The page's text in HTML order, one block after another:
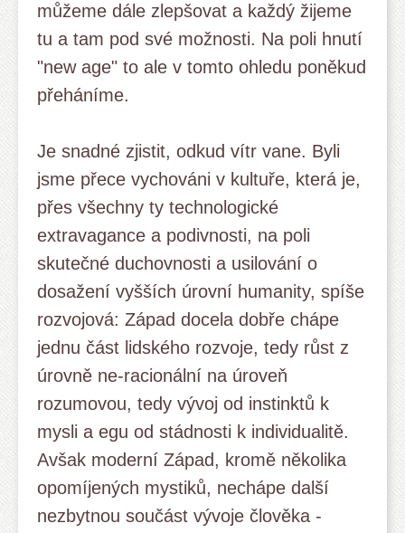
můžeme dále zlepšovat a každý žijeme
tu a tam pod své možnosti. Na poli hnutí
"new age" to ale v tomto ohledu poněkud
přeháníme.
Je snadné zjistit, odkud vítr vane. Byli
jsme přece vychováni v kultuře, která je,
přes všechny ty technologické
extravagance a podivnosti, na poli
skutečné duchovnosti a usilování o
dosažení vyšších úrovní humanity, spíše
rozvojová: Západ docela dobře chápe
jednu část lidského rozvoje, tedy růst z
úrovně ne-racionální na úroveň
rozumovou, tedy vývoj od instinktů k
mysli a egu od stádnosti k individualitě.
Avšak moderní Západ, kromě několika
opomíjených mystiků, nechápe další
nezbytnou součást vývoje člověka -